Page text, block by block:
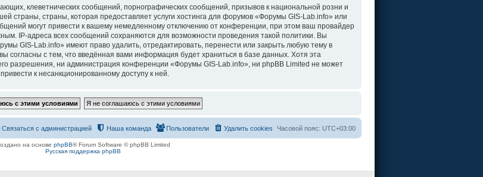
клеветнических сообщений, порнографических сообщений, призывов к национальной розни и
страны, страны, которая предоставляет услуги хостинга для форумов «Форумы GIS-Lab.info» или
могут привести к вашему немедленному отключению от конференции, при этом ваш провайдер
IP-адреса всех сообщений сохраняются для возможности проведения такой политики. Вы
GIS-Lab.info» имеют право удалить, отредактировать, перенести или закрыть любую тему в
согласны с тем, что введённая вами информация будет храниться в базе данных. Хотя эта
разрешения, ни администрация конференции «Форумы GIS-Lab.info», ни phpBB Limited не может
к несанкционированному доступу к ней.
Часовой пояс: UTC+03:00
Удалить cookies
Пользователи
Наша команда
Связаться с администрацией
на основе phpBB® Forum Software © phpBB Limited
Русская поддержка phpBB